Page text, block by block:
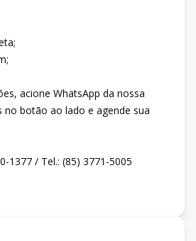
acione WhatsApp da nossa
no botão ao lado e agende sua
1377 / Tel.: (85) 3771-5005